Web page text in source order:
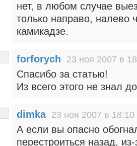
нет, в любом случае
только направо, налево
камикадзе.
forforych 23 ноя 2007 в
Спасибо за статью!
Из всего этого не знал
dimka 23 ноя 2007 в 18:10
А если вы опасно
перестроиться назад,